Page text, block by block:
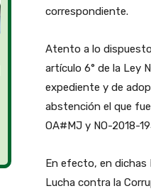
correspondiente.
Atento a lo dispuesto
artículo 6° de la Ley
expediente y de
abstención el que
OA#MJ y NO-2018-
En efecto, en dichas
Lucha contra la